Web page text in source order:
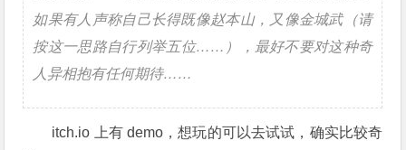
如果有人声称自己长得既像赵本山，又像金城武（请
按这一思路自行列举五位……），最好不要对这种奇
人异相抱有任何期待……
itch.io 上有 demo，想玩的可以去试试，确实比较奇